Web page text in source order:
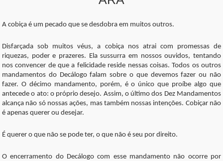
A cobiça é um pecado que se desdobra em muitos outros.
Disfarçada sob muitos véus, a cobiça nos atrai com promessas de
riquezas, poder e prazeres. Ela sussurra em nossos ouvidos, tentando
nos convencer de que a felicidade reside nessas coisas. Todos os outros
mandamentos do Decálogo falam sobre o que devemos fazer ou não
fazer. O décimo mandamento, porém, é o único que proíbe algo que
antecede o ato: o próprio desejo. Assim, o último dos Dez Mandamentos
alcança não só nossas ações, mas também nossas intenções. Cobiçar não
é apenas querer ou desejar.
É querer o que não se pode ter, o que não é seu por direito.
O encerramento do Decálogo com esse mandamento não ocorre por